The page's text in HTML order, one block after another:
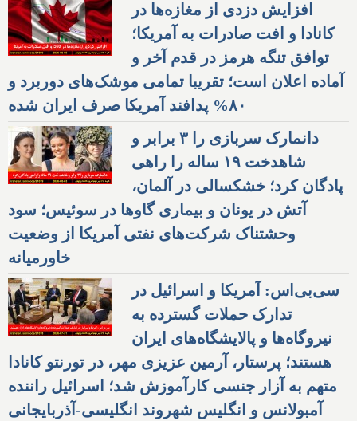
افزایش دزدی از مغازه‌ها در
کانادا و افت صادرات به آمریکا؛
توافق تنگه هرمز در قدم آخر و
آماده اعلان است؛ تقریبا تمامی موشک‌های دوربرد و
۸۰% پدافند آمریکا صرف ایران شده
دانمارک سربازی را ۳ برابر و
شاهدخت ۱۹ ساله را راهی
پادگان کرد؛ خشکسالی در آلمان،
آتش در یونان و بیماری گاوها در سوئیس؛ سود
وحشتناک شرکت‌های نفتی آمریکا از وضعیت
خاورمیانه
سی‌بی‌اس: آمریکا و اسرائیل در
تدارک حملات گسترده به
نیروگاه‌ها و پالایشگاه‌های ایران
هستند؛ پرستار، آرمین عزیزی مهر، در تورنتو کانادا
متهم به آزار جنسی کارآموزش شد؛ اسرائیل راننده
آمبولانس و انگلیس شهروند انگلیسی-آذربایجانی